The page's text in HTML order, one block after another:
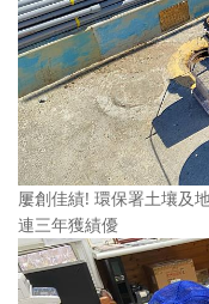
屢創佳績! 環保署土壤及
連三年獲績優